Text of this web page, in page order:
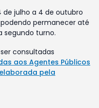
de julho a 4 de outubro
permanecer até
segundo turno.
consultadas
aos Agentes Públicos
pela